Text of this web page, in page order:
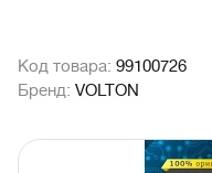
Код товара: 99100726
Бренд: VOLTON